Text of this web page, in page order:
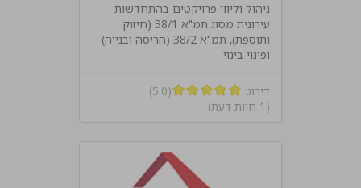
ניהול וליווי פרויקטים בהתחדשות
עירונית מסוג תמ"א 38/1 (חיזוק
ותוספת), תמ"א 38/2 (הריסה ובנייה)
ופינוי בינוי
דירוג:
(5.0)
(1 חוות דעת)